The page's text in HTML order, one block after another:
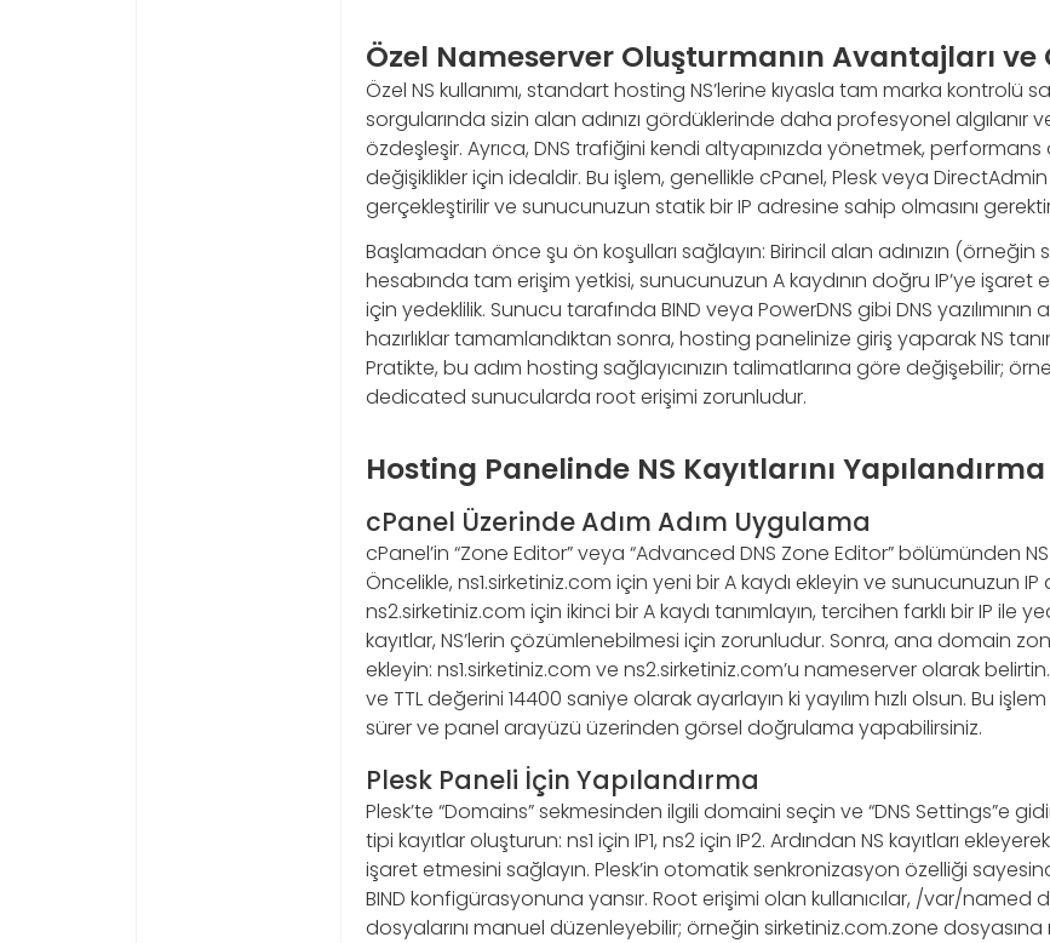
Özel Nameserver Oluşturmanın Avantajları ve
Özel NS kullanımı, standart hosting NS’lerine kıyasla tam marka kontrolü
sorgularında sizin alan adınızı gördüklerinde daha profesyonel algılanır
özdeşleşir. Ayrıca, DNS trafiğini kendi altyapınızda yönetmek, performans
değişiklikler için idealdir. Bu işlem, genellikle cPanel, Plesk veya
gerçekleştirilir ve sunucunuzun statik bir IP adresine sahip olmasını
Başlamadan önce şu ön koşulları sağlayın: Birincil alan adınızın (örneğin
hesabında tam erişim yetkisi, sunucunuzun A kaydının doğru IP’ye işaret
için yedeklilik. Sunucu tarafında BIND veya PowerDNS gibi DNS yazılımının
hazırlıklar tamamlandıktan sonra, hosting panelinize giriş yaparak NS
Pratikte, bu adım hosting sağlayıcınızın talimatlarına göre değişebilir;
dedicated sunucularda root erişimi zorunludur.
Hosting Panelinde NS Kayıtlarını Yapılandırma
cPanel Üzerinde Adım Adım Uygulama
cPanel’in “Zone Editor” veya “Advanced DNS Zone Editor” bölümünden
Öncelikle, ns1.sirketiniz.com için yeni bir A kaydı ekleyin ve sunucunuzun IP
ns2.sirketiniz.com için ikinci bir A kaydı tanımlayın, tercihen farklı bir IP ile
kayıtlar, NS’lerin çözümlenebilmesi için zorunludur. Sonra, ana domain
ekleyin: ns1.sirketiniz.com ve ns2.sirketiniz.com’u nameserver olarak
ve TTL değerini 14400 saniye olarak ayarlayın ki yayılım hızlı olsun. Bu
sürer ve panel arayüzü üzerinden görsel doğrulama yapabilirsiniz.
Plesk Paneli İçin Yapılandırma
Plesk’te “Domains” sekmesinden ilgili domaini seçin ve “DNS Settings”e
tipi kayıtlar oluşturun: ns1 için IP1, ns2 için IP2. Ardından NS kayıtları
işaret etmesini sağlayın. Plesk’in otomatik senkronizasyon özelliği
BIND konfigürasyonuna yansır. Root erişimi olan kullanıcılar, /var/named
dosyalarını manuel düzenleyebilir; örneğin sirketiniz.com.zone dosyasına